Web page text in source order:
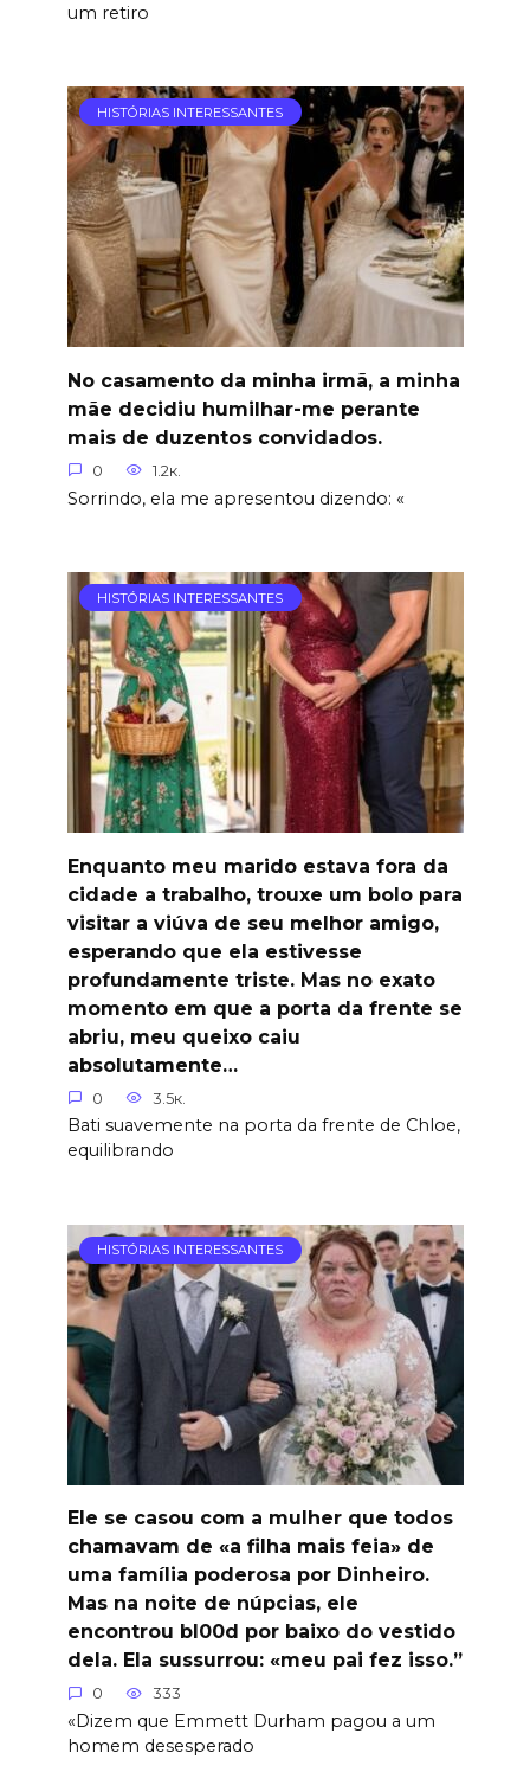
um retiro
HISTÓRIAS INTERESSANTES
No casamento da minha irmã, a minha
mãe decidiu humilhar-me perante
mais de duzentos convidados.
0 1.2к.
Sorrindo, ela me apresentou dizendo: «
HISTÓRIAS INTERESSANTES
Enquanto meu marido estava fora da
cidade a trabalho, trouxe um bolo para
visitar a viúva de seu melhor amigo,
esperando que ela estivesse
profundamente triste. Mas no exato
momento em que a porta da frente se
abriu, meu queixo caiu
absolutamente…
0 3.5к.
Bati suavemente na porta da frente de Chloe,
equilibrando
HISTÓRIAS INTERESSANTES
Ele se casou com a mulher que todos
chamavam de «a filha mais feia» de
uma família poderosa por Dinheiro.
Mas na noite de núpcias, ele
encontrou bl00d por baixo do vestido
dela. Ela sussurrou: «meu pai fez isso.”
0 333
«Dizem que Emmett Durham pagou a um
homem desesperado